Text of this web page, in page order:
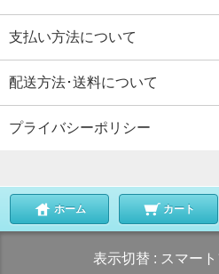
支払い方法について
配送方法･送料について
プライバシーポリシー
ホーム カート
表示切替 : スマー